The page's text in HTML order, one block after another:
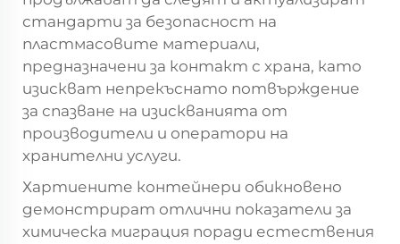
стандарти за безопасност на
пластмасовите материали,
предназначени за контакт с храна, като
изискват непрекъснато потвърждение
за спазване на изискванията от
производители и оператори на
хранителни услуги.
Хартиените контейнери обикновено
демонстрират отлични показатели за
химическа миграция поради естествения